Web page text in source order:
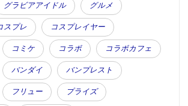
グラビアアイドル グルメ
スプレ コスプレイヤー
コミケ コラボ コラボカフェ
バンダイ バンプレスト
フリュー プライズ